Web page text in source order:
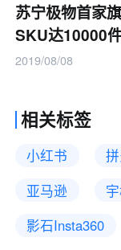
苏宁极物首家
SKU达10000
2019/08/08
相关标签
小红书
亚马逊
影石Insta360